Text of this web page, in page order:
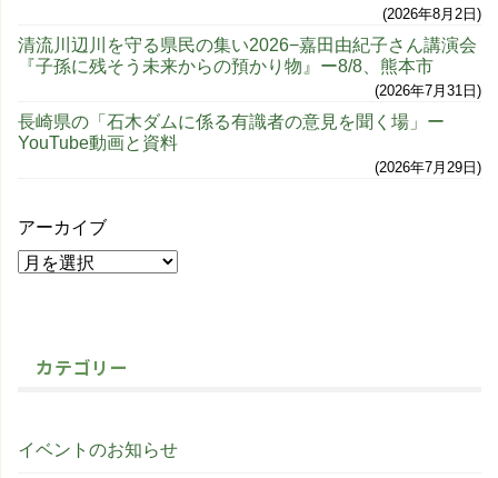
2026年8月2日
清流川辺川を守る県民の集い2026−嘉田由紀子さん講演会
『子孫に残そう未来からの預かり物』ー8/8、熊本市
2026年7月31日
長崎県の「石木ダムに係る有識者の意見を聞く場」ー
YouTube動画と資料
2026年7月29日
アーカイブ
カテゴリー
イベントのお知らせ